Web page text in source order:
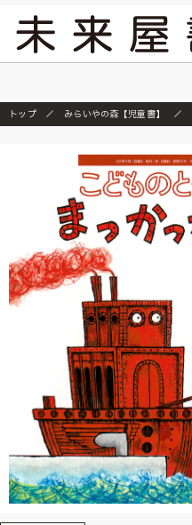
トップ みらいやの森【児童書】